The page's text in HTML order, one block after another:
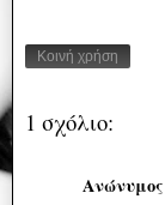
Κοινή χρήση
1 σχόλιο:
Ανώνυμος